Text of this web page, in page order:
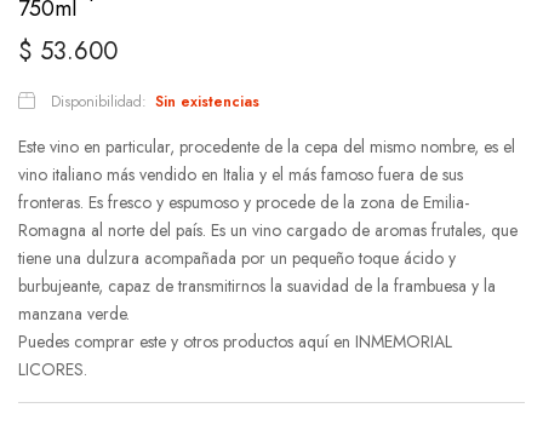
750ml
$ 53.600
Disponibilidad: Sin existencias
Este vino en particular, procedente de la cepa del mismo nombre, es el
vino italiano más vendido en Italia y el más famoso fuera de sus
fronteras. Es fresco y espumoso y procede de la zona de Emilia-
Romagna al norte del país. Es un vino cargado de aromas frutales, que
tiene una dulzura acompañada por un pequeño toque ácido y
burbujeante, capaz de transmitirnos la suavidad de la frambuesa y la
manzana verde.
Puedes comprar este y otros productos aquí en INMEMORIAL
LICORES.